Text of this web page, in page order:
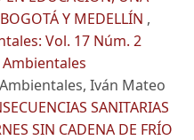
Y MEDELLÍN ,
Vol. 17 Núm. 2
Iván Mateo
SANITARIAS
SIN CADENA DE FRÍO